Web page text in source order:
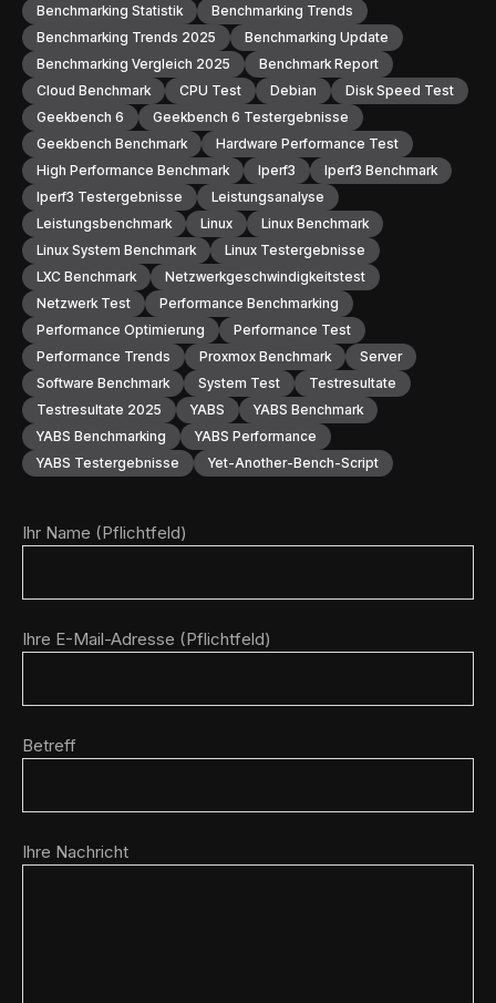
Benchmarking Statistik
Benchmarking Trends
Benchmarking Trends 2025
Benchmarking Update
Benchmarking Vergleich 2025
Benchmark Report
Cloud Benchmark
CPU Test Debian
Disk Speed Test
Geekbench 6
Geekbench 6 Testergebnisse
Geekbench Benchmark
Hardware Performance Test
High Performance Benchmark
Iperf3
Iperf3 Benchmark
Iperf3 Testergebnisse
Leistungsanalyse
Leistungsbenchmark
Linux
Linux Benchmark
Linux System Benchmark
Linux Testergebnisse
LXC Benchmark
Netzwerkgeschwindigkeitstest
Netzwerk Test
Performance Benchmarking
Performance Optimierung
Performance Test
Performance Trends
Proxmox Benchmark
Server
Software Benchmark
System Test
Testresultate
Testresultate 2025
YABS
YABS Benchmark
YABS Benchmarking
YABS Performance
YABS Testergebnisse
Yet-Another-Bench-Script
Ihr Name (Pflichtfeld)
Ihre E-Mail-Adresse (Pflichtfeld)
Betreff
Ihre Nachricht